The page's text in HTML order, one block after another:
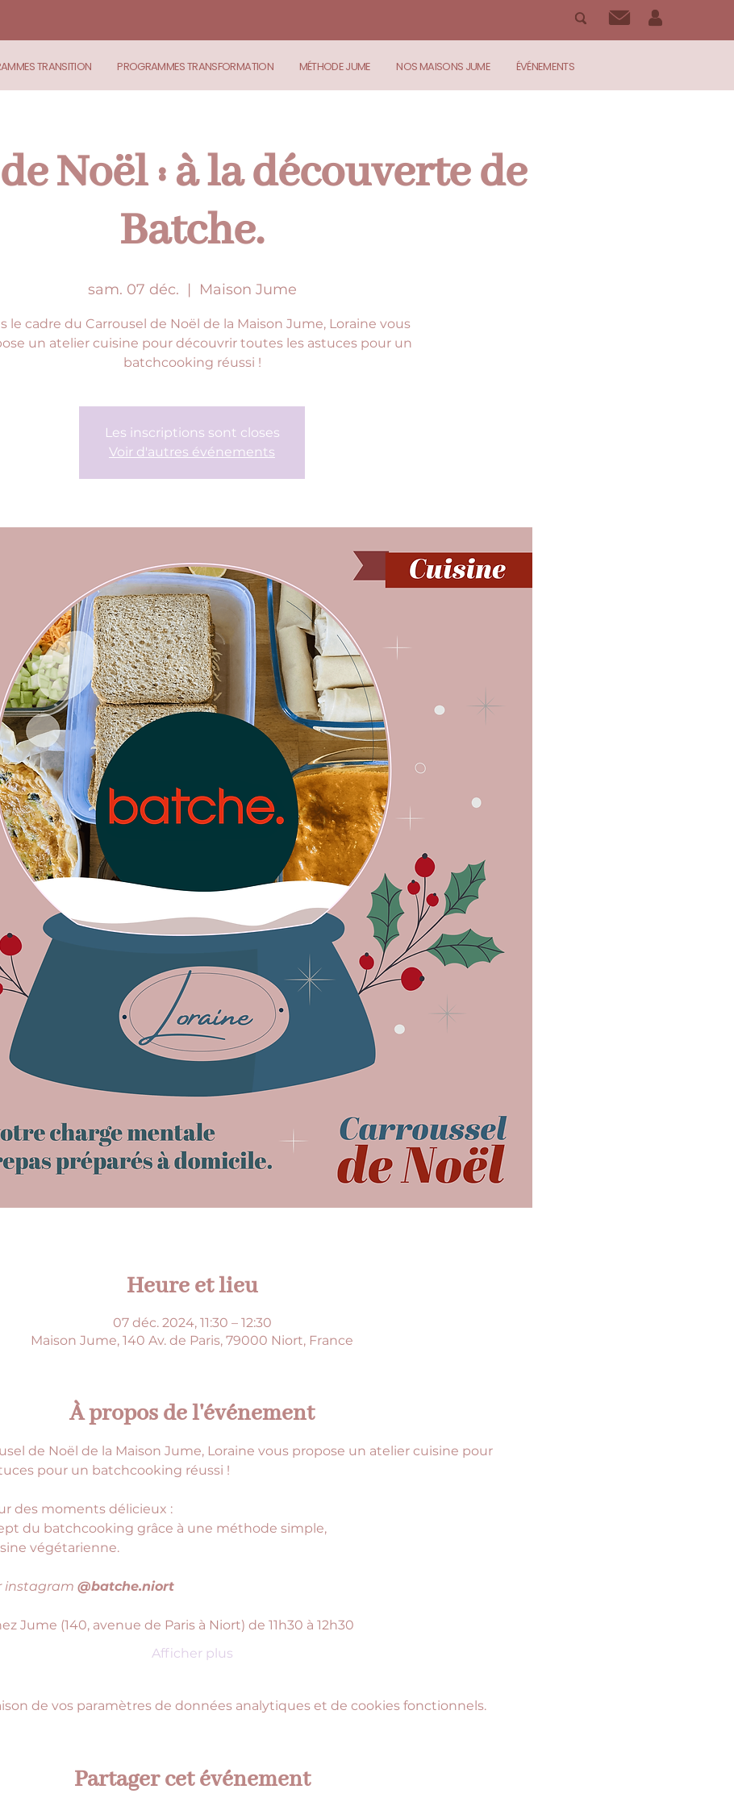
TRANSITION PROGRAMMES TRANSFORMATION MÉTHODE JUME NOS MAISONS JUME ÉVÉNEMENTS
Noël : à la découverte de
Batche.
sam. 07 déc.
  |
Maison Jume
le cadre du Carrousel de Noël de la Maison Jume, Loraine vous
un atelier cuisine pour découvrir toutes les astuces pour un
batchcooking réussi !
Les inscriptions sont closes
Voir d'autres événements
Heure et lieu
07 déc. 2024, 11:30 – 12:30
Maison Jume, 140 Av. de Paris, 79000 Niort, France
À propos de l'événement
de Noël de la Maison Jume, Loraine vous propose un atelier cuisine pour
pour un batchcooking réussi !
des moments délicieux :
du batchcooking grâce à une méthode simple,
végétarienne.
instagram @batche.niort
Jume (140, avenue de Paris à Niort) de 11h30 à 12h30
Afficher plus
de vos paramètres de données analytiques et de cookies fonctionnels.
Partager cet événement